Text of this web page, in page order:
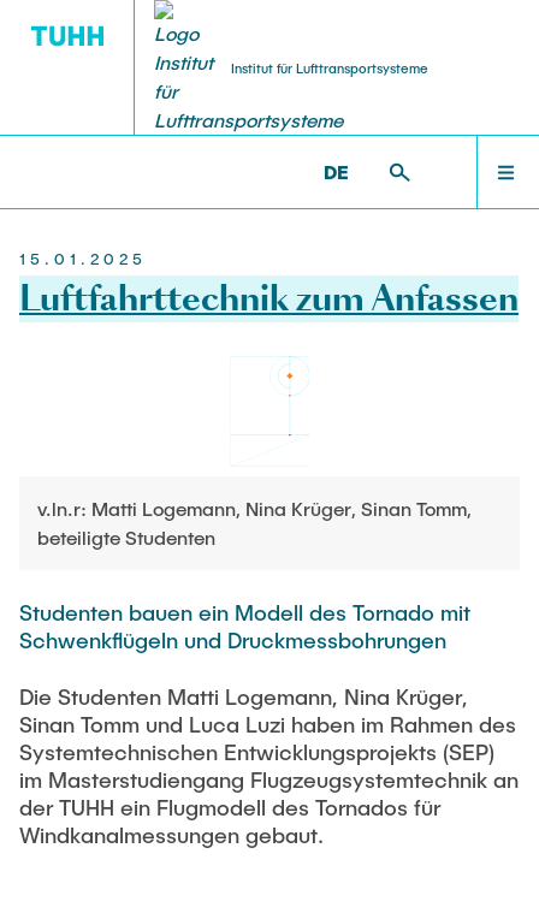
Institut für Lufttransportsysteme
DE
INSTITUT
Über
Anfahrt
FORSCHUNG
Forschungsbereiche
Publikationen
Auszeichnungen
Studium
FAQ
STELLENANGEBOTE
STELLENANGEBOTE
Arbeiten am ILT
TU & You
15.01.2025
Luftfahrttechnik zum Anfassen
v.ln.r: Matti Logemann, Nina Krüger, Sinan Tomm,
beteiligte Studenten
Studenten bauen ein Modell des Tornado mit
Schwenkflügeln und Druckmessbohrungen
Die Studenten Matti Logemann, Nina Krüger,
Sinan Tomm und Luca Luzi haben im Rahmen des
Systemtechnischen Entwicklungsprojekts (SEP)
im Masterstudiengang Flugzeugsystemtechnik an
der TUHH ein Flugmodell des Tornados für
Windkanalmessungen gebaut.